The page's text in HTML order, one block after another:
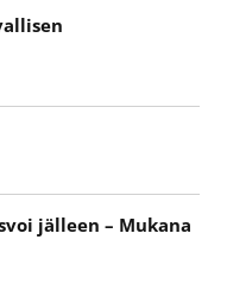
jälleen – Mukana